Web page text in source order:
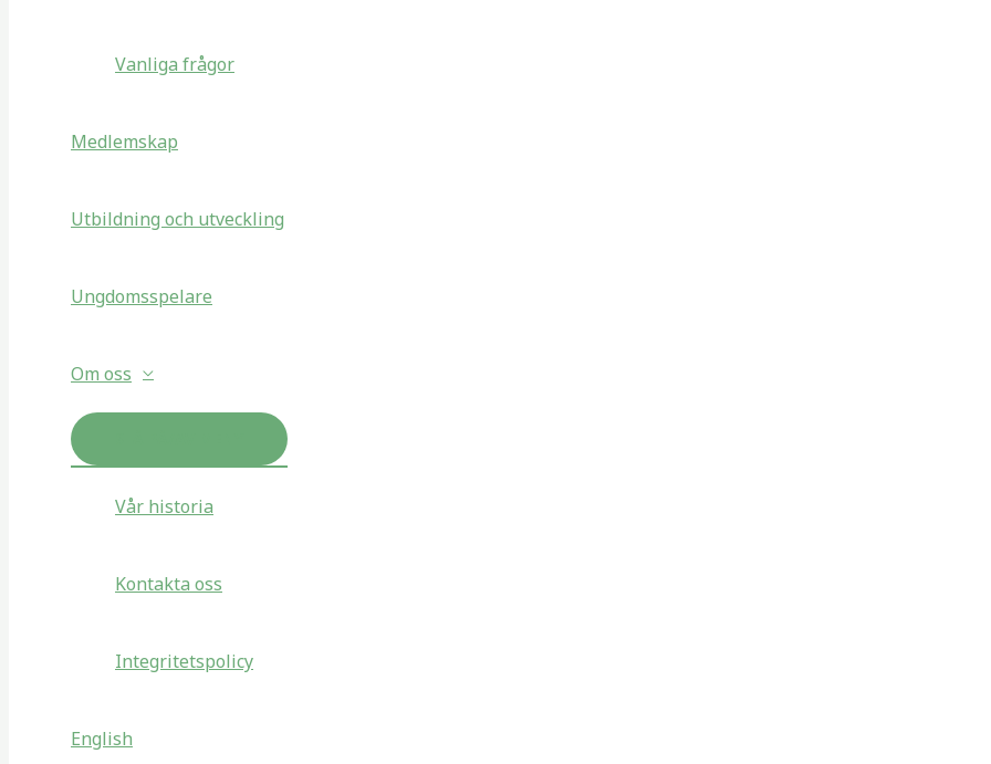
Vanliga frågor
Medlemskap
Utbildning och utveckling
Ungdomsspelare
Om oss
Vår historia
Kontakta oss
Integritetspolicy
English